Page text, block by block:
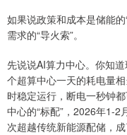
如果说政策和成本是储能
需求的“导火索”。
先说说AI算力中心。你知
个超算中心一天的耗电量
时稳定运行，断电一秒钟
中心的“标配”，2026年1-
次超越传统新能源配储，成